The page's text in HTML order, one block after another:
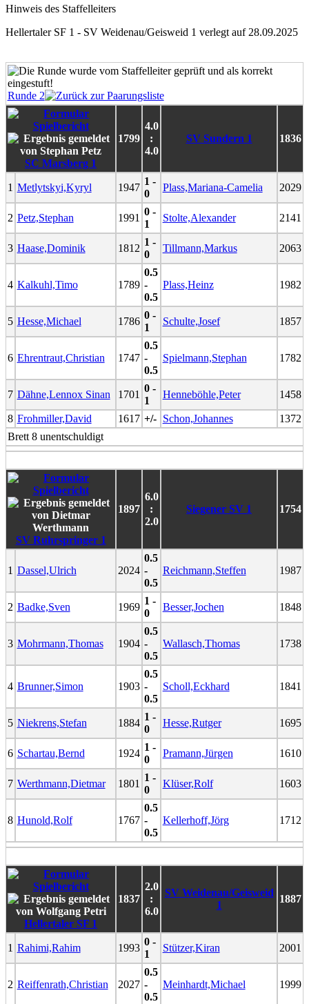
Hinweis des Staffelleiters
Hellertaler SF 1 - SV Weidenau/Geisweid 1 verlegt auf 28.09.2025
Runde 2
SC Marsberg 1
1799
4.0
:
4.0
SV Sundern 1 1836
1 Metlytskyi,Kyryl 1947
1 -
0
Plass,Mariana-Camelia 2029
2 Petz,Stephan 1991
0 -
1
Stolte,Alexander 2141
3 Haase,Dominik 1812
1 -
0
Tillmann,Markus 2063
4 Kalkuhl,Timo 1789
0.5
-
0.5
Plass,Heinz 1982
5 Hesse,Michael 1786
0 -
1
Schulte,Josef 1857
6 Ehrentraut,Christian 1747
0.5
-
0.5
Spielmann,Stephan 1782
7 Dähne,Lennox Sinan 1701
0 -
1
Henneböhle,Peter 1458
8 Frohmiller,David 1617 +/- Schon,Johannes
1372
Brett 8 unentschuldigt
SV Ruhrspringer 1
1897
6.0
:
2.0
Siegener SV 1 1754
1 Dassel,Ulrich 2024
0.5
-
0.5
Reichmann,Steffen 1987
2 Badke,Sven 1969
1 -
0
Besser,Jochen 1848
3 Mohrmann,Thomas 1904
0.5
-
0.5
Wallasch,Thomas 1738
4 Brunner,Simon 1903
0.5
-
0.5
Scholl,Eckhard 1841
5 Niekrens,Stefan 1884
1 -
0
Hesse,Rutger 1695
6 Schartau,Bernd 1924
1 -
0
Pramann,Jürgen 1610
7 Werthmann,Dietmar 1801
1 -
0
Klüser,Rolf 1603
8 Hunold,Rolf 1767
0.5
-
0.5
Kellerhoff,Jörg 1712
Hellertaler SF 1
1837
2.0
:
6.0
SV Weidenau/Geisweid
1
1887
1 Rahimi,Rahim 1993
0 -
1
Stützer,Kiran 2001
2 Reiffenrath,Christian 2027
0.5
-
0.5
Meinhardt,Michael 1999